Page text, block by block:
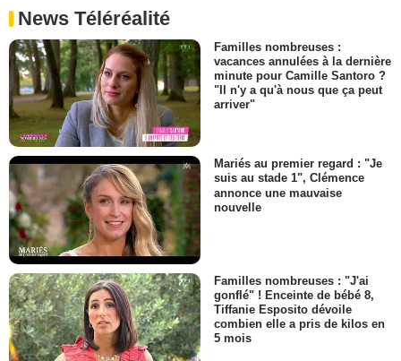
News Téléréalité
Familles nombreuses :
vacances annulées à la dernière
minute pour Camille Santoro ?
"Il n'y a qu'à nous que ça peut
arriver"
Mariés au premier regard : "Je
suis au stade 1", Clémence
annonce une mauvaise
nouvelle
Familles nombreuses : "J'ai
gonflé" ! Enceinte de bébé 8,
Tiffanie Esposito dévoile
combien elle a pris de kilos en
5 mois